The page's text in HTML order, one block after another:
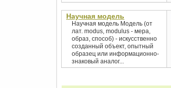
Научная модель
Научная модель Модель (от
лат. modus, modulus - мера,
образ, способ) - искусственно
созданный объект, опытный
образец или информационно-
знаковый аналог...